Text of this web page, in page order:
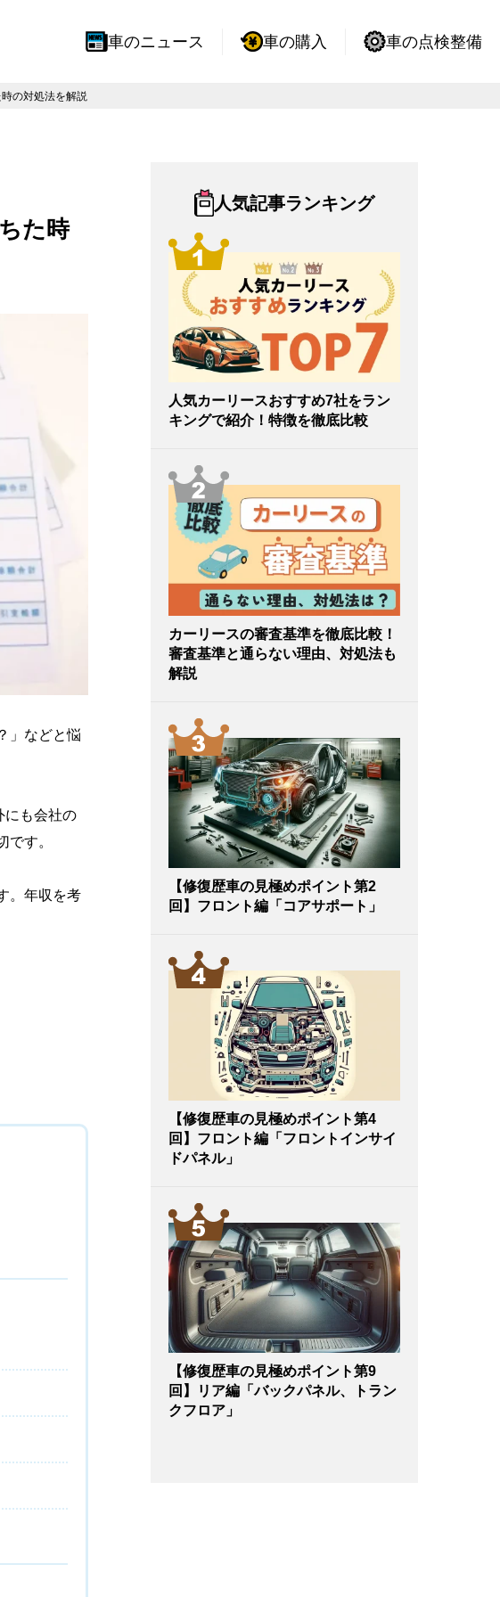
車のニュース 車の購入 車の点検整備
の対処法を解説
た時
」などと悩
にも会社の
す。
。年収を考
人気記事ランキング
人気カーリースおすすめ7社をラン
キングで紹介！特徴を徹底比較
カーリースの審査基準を徹底比較！
審査基準と通らない理由、対処法も
解説
【修復歴車の見極めポイント第2
回】フロント編「コアサポート」
【修復歴車の見極めポイント第4
回】フロント編「フロントインサイ
ドパネル」
【修復歴車の見極めポイント第9
回】リア編「バックパネル、トラン
クフロア」